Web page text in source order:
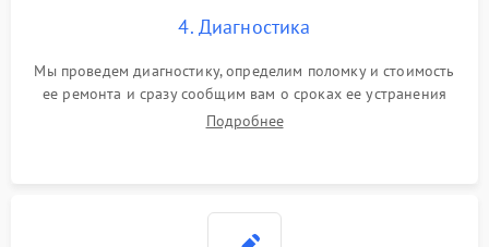
4. Диагностика
Мы проведем диагностику, определим поломку и стоимость
ее ремонта и сразу сообщим вам о сроках ее устранения
Подробнее